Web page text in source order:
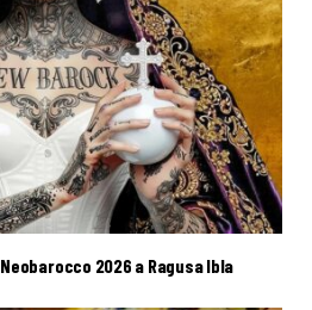
2026 a Ragusa Ibla